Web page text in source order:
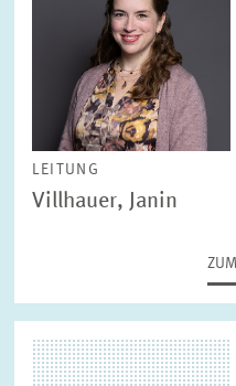
LEITUNG
Villhauer, Janin